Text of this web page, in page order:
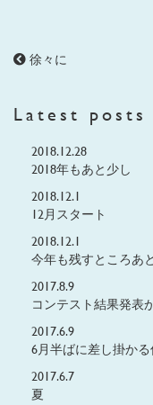
徐々に
Latest posts
2018.12.28
2018年もあと少し
2018.12.1
12月スタート
2018.12.1
今年も残すところあ
2017.8.9
コンテスト結果発表
2017.6.9
6月半ばに差し掛か
2017.6.7
夏